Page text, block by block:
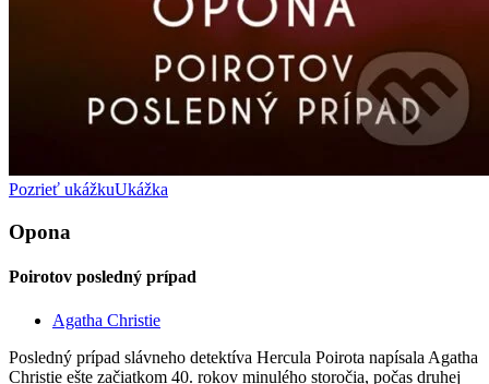
Pozrieť ukážkuUkážka
Opona
Poirotov posledný prípad
Agatha Christie
Posledný prípad slávneho detektíva Hercula Poirota napísala Agatha
Christie ešte začiatkom 40. rokov minulého storočia, počas druhej